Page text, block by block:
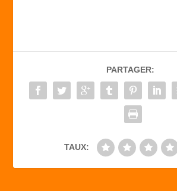
b
o
o
d
o
n
er
PARTAGER:
TAUX: